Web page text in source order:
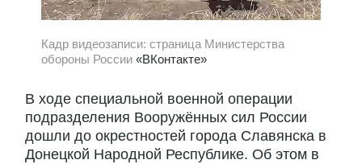
Кадр видеозаписи: страница Министерства
обороны России «ВКонтакте»
В ходе специальной военной операции
подразделения Вооружённых сил России
дошли до окрестностей города Славянска в
Донецкой Народной Республике. Об этом в